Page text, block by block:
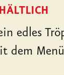
edles
dem